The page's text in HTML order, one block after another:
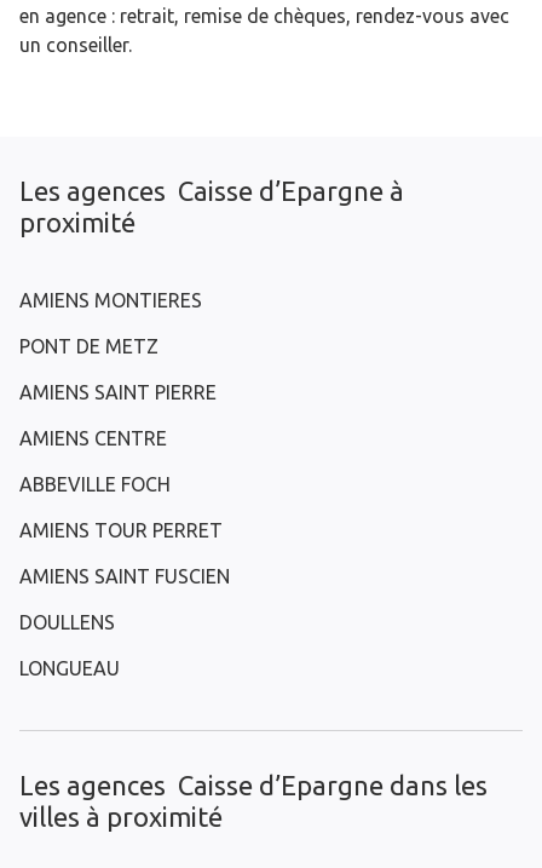
en agence : retrait, remise de chèques, rendez-vous avec
un conseiller.
Les agences Caisse d’Epargne à
proximité
AMIENS MONTIERES
PONT DE METZ
AMIENS SAINT PIERRE
AMIENS CENTRE
ABBEVILLE FOCH
AMIENS TOUR PERRET
AMIENS SAINT FUSCIEN
DOULLENS
LONGUEAU
Les agences Caisse d’Epargne dans les
villes à proximité